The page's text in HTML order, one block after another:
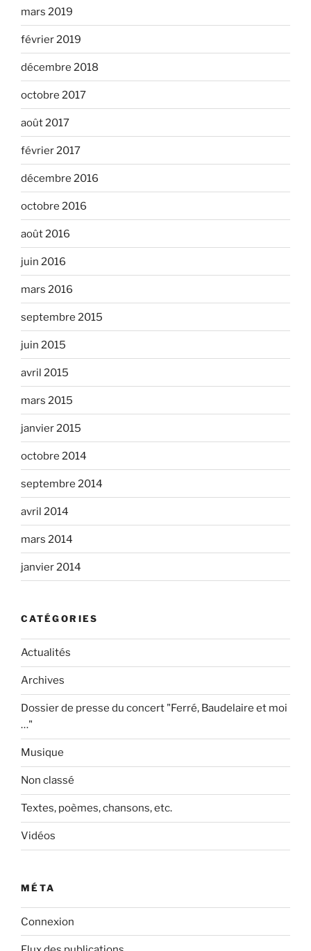
mars 2019
février 2019
décembre 2018
octobre 2017
août 2017
février 2017
décembre 2016
octobre 2016
août 2016
juin 2016
mars 2016
septembre 2015
juin 2015
avril 2015
mars 2015
janvier 2015
octobre 2014
septembre 2014
avril 2014
mars 2014
janvier 2014
CATÉGORIES
Actualités
Archives
Dossier de presse du concert "Ferré, Baudelaire et moi
…"
Musique
Non classé
Textes, poèmes, chansons, etc.
Vidéos
MÉTA
Connexion